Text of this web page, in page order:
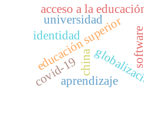
china
educación superior
identidad
acceso a la
software
universidad
aprendizaje
covid-19